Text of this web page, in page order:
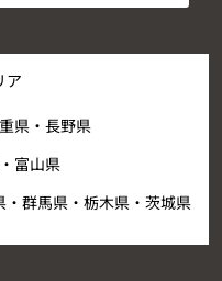
ア
県・長野県
富山県
群馬県・栃木県・茨城県